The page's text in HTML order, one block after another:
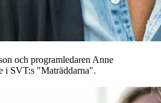
och programledaren Anne
i SVT:s "Maträddarna".